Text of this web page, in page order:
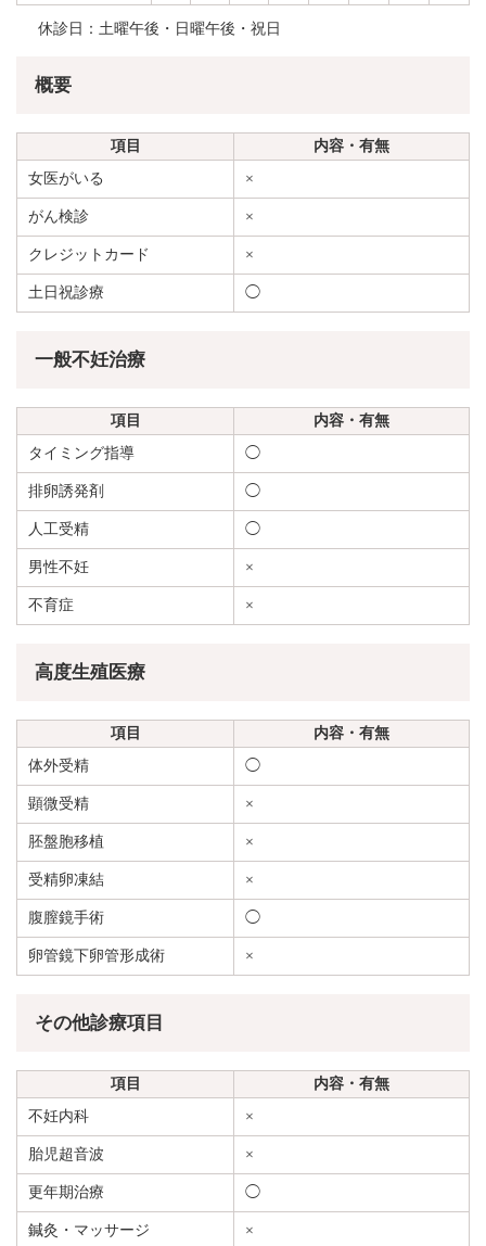
休診日：土曜午後・日曜午後・祝日
概要
項目
内容・有無
女医がいる
×
がん検診 ×
クレジットカード ×
土日祝診療 ◯
一般不妊治療
項目
内容・有無
タイミング指導
◯
排卵誘発剤 ◯
人工受精 ◯
男性不妊 ×
不育症 ×
高度生殖医療
項目
内容・有無
体外受精
◯
顕微受精 ×
胚盤胞移植 ×
受精卵凍結 ×
腹膣鏡手術 ◯
卵管鏡下卵管形成術 ×
その他診療項目
項目
内容・有無
不妊内科
×
胎児超音波 ×
更年期治療 ◯
鍼灸・マッサージ ×